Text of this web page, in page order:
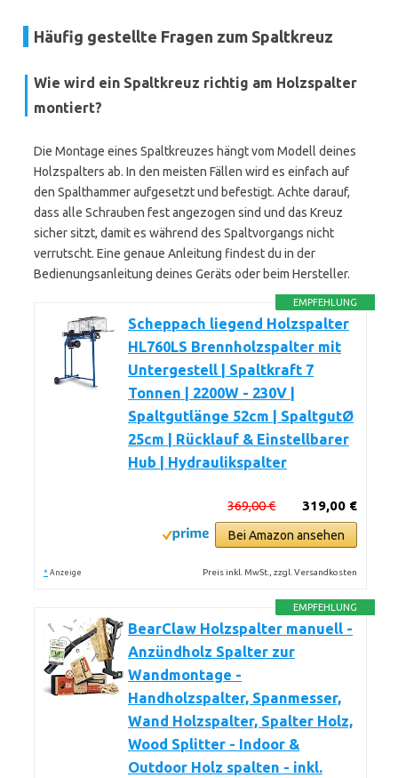
Häufig gestellte Fragen zum Spaltkreuz
Wie wird ein Spaltkreuz richtig am Holzspalter
montiert?
Die Montage eines Spaltkreuzes hängt vom Modell deines
Holzspalters ab. In den meisten Fällen wird es einfach auf
den Spalthammer aufgesetzt und befestigt. Achte darauf,
dass alle Schrauben fest angezogen sind und das Kreuz
sicher sitzt, damit es während des Spaltvorgangs nicht
verrutscht. Eine genaue Anleitung findest du in der
Bedienungsanleitung deines Geräts oder beim Hersteller.
EMPFEHLUNG
Scheppach liegend Holzspalter
HL760LS Brennholzspalter mit
Untergestell | Spaltkraft 7
Tonnen | 2200W - 230V |
Spaltgutlänge 52cm | SpaltgutØ
25cm | Rücklauf & Einstellbarer
Hub | Hydraulikspalter
319,00 €
369,00 €
Bei Amazon ansehen
* Anzeige Preis inkl. MwSt., zzgl. Versandkosten
EMPFEHLUNG
BearClaw Holzspalter manuell -
Anzündholz Spalter zur
Wandmontage -
Handholzspalter, Spanmesser,
Wand Holzspalter, Spalter Holz,
Wood Splitter - Indoor &
Outdoor Holz spalten - inkl.